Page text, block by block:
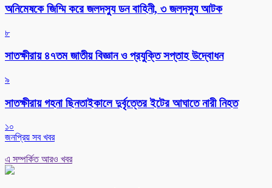
অনিমেষকে জিম্মি করে জলদস্যু ডন বাহিনী, ৩ জলদস্যু আটক
৮
সাতক্ষীরায় ৪৭তম জাতীয় বিজ্ঞান ও প্রযুক্তি সপ্তাহ উদ্বোধন
৯
সাতক্ষীরায় গহনা ছিনতাইকালে দুর্বৃত্তের ইটের আঘাতে নারী নিহত
১০
জনপ্রিয় সব খবর
এ সম্পর্কিত আরও খবর